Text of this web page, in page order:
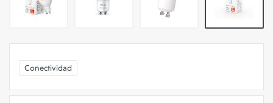
Conectividad